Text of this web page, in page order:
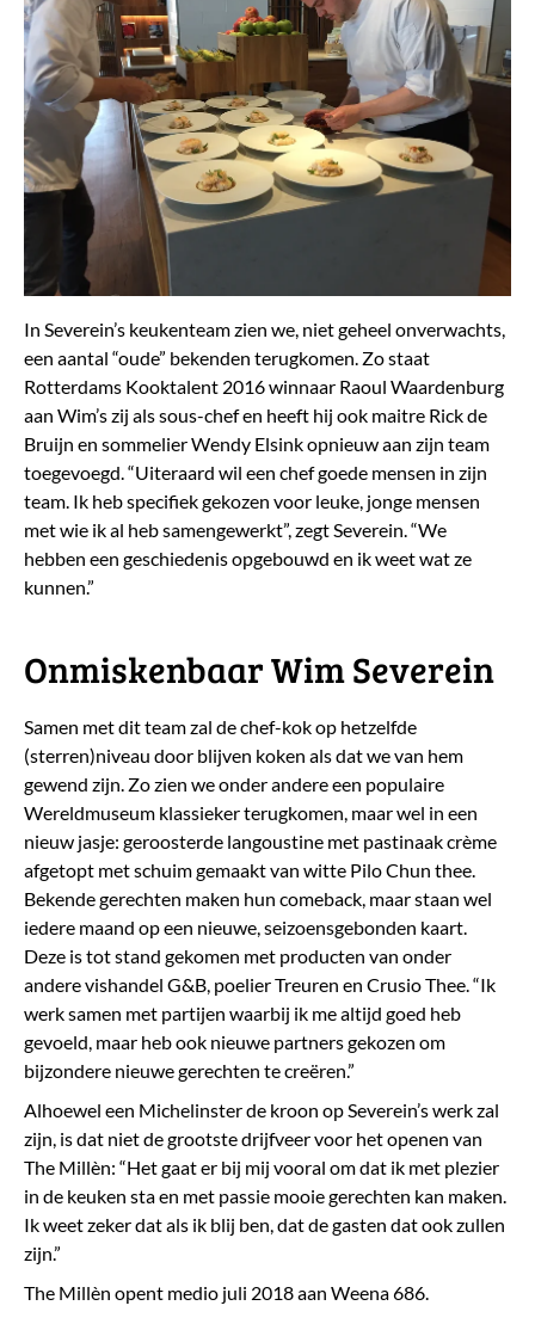
In Severein’s keukenteam zien we, niet geheel onverwachts,
een aantal “oude” bekenden terugkomen. Zo staat
Rotterdams Kooktalent 2016 winnaar Raoul Waardenburg
aan Wim’s zij als sous-chef en heeft hij ook maitre Rick de
Bruijn en sommelier Wendy Elsink opnieuw aan zijn team
toegevoegd. “Uiteraard wil een chef goede mensen in zijn
team. Ik heb specifiek gekozen voor leuke, jonge mensen
met wie ik al heb samengewerkt”, zegt Severein. “We
hebben een geschiedenis opgebouwd en ik weet wat ze
kunnen.”
Onmiskenbaar Wim Severein
Samen met dit team zal de chef-kok op hetzelfde
(sterren)niveau door blijven koken als dat we van hem
gewend zijn. Zo zien we onder andere een populaire
Wereldmuseum klassieker terugkomen, maar wel in een
nieuw jasje: geroosterde langoustine met pastinaak crème
afgetopt met schuim gemaakt van witte Pilo Chun thee.
Bekende gerechten maken hun comeback, maar staan wel
iedere maand op een nieuwe, seizoensgebonden kaart.
Deze is tot stand gekomen met producten van onder
andere vishandel G&B, poelier Treuren en Crusio Thee. “Ik
werk samen met partijen waarbij ik me altijd goed heb
gevoeld, maar heb ook nieuwe partners gekozen om
bijzondere nieuwe gerechten te creëren.”
Alhoewel een Michelinster de kroon op Severein’s werk zal
zijn, is dat niet de grootste drijfveer voor het openen van
The Millèn: “Het gaat er bij mij vooral om dat ik met plezier
in de keuken sta en met passie mooie gerechten kan maken.
Ik weet zeker dat als ik blij ben, dat de gasten dat ook zullen
zijn.”
The Millèn opent medio juli 2018 aan Weena 686.